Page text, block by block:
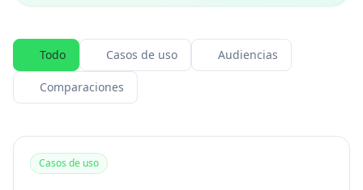
Todo Casos de uso Audiencias
Comparaciones
Casos de uso